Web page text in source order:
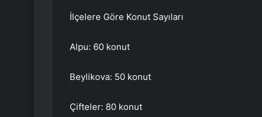
İlçelere Göre Konut Sayıları
Alpu: 60 konut
Beylikova: 50 konut
Çifteler: 80 konut